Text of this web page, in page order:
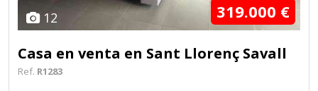
12 319.000 €
Casa en venta en Sant Llorenç Savall
Ref. R1283